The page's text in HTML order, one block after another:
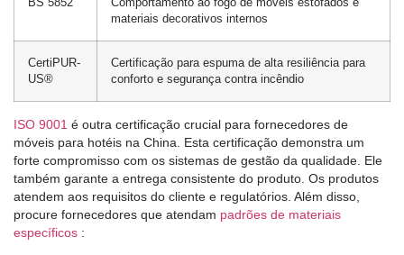
BS 5852
Comportamento ao fogo de móveis estofados e
materiais decorativos internos
CertiPUR-
US®
Certificação para espuma de alta resiliência para
conforto e segurança contra incêndio
ISO 9001 é outra certificação crucial para fornecedores de
móveis para hotéis na China. Esta certificação demonstra um
forte compromisso com os sistemas de gestão da qualidade. Ele
também garante a entrega consistente do produto. Os produtos
atendem aos requisitos do cliente e regulatórios. Além disso,
procure fornecedores que atendam padrões de materiais
específicos :